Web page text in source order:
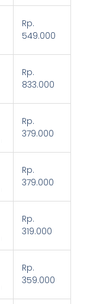
Rp.
549.000
Rp.
833.000
Rp.
379.000
Rp.
379.000
Rp.
319.000
Rp.
359.000